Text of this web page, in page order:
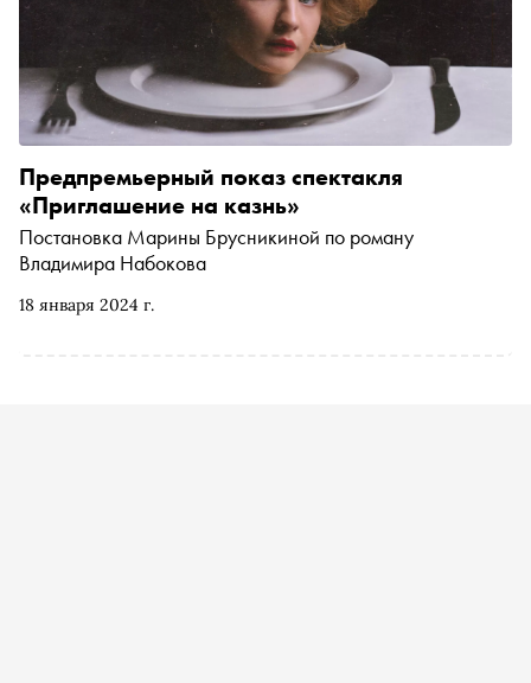
18 января 2024 г.
Предпремьерный показ спектакля
«Приглашение на казнь»
Постановка Марины Брусникиной по роману
Владимира Набокова